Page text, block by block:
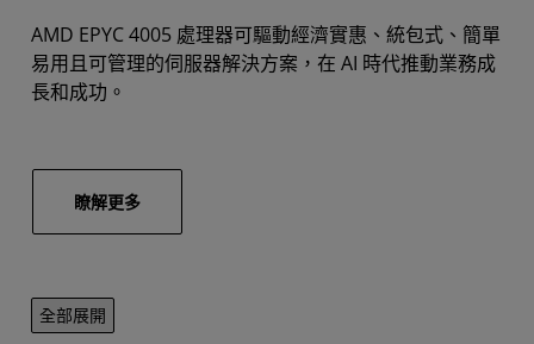
AMD EPYC 4005 處理器可驅動經濟實惠、統包式、簡單
易用且可管理的伺服器解決方案，在 AI 時代推動業務成
長和成功。
瞭解更多
全部展開